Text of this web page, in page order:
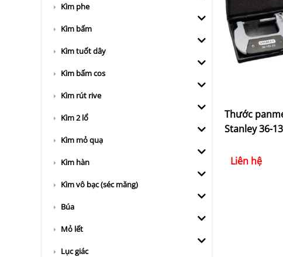
Kìm phe
Kìm bấm
Kìm tuốt dây
Kìm bấm cos
Kìm rút rive
Kìm 2 lổ
Kìm mỏ quạ
Kìm hàn
Kìm vô bạc (séc măng)
Búa
Mỏ lết
Lục giác
Thước
Stanley 36-
Liên hệ